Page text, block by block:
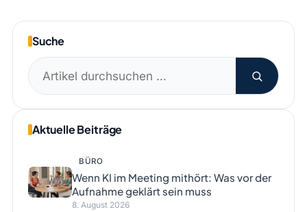
Suche
Suchen
nach:
Aktuelle Beiträge
BÜRO
Wenn KI im Meeting mithört: Was vor der
Aufnahme geklärt sein muss
8. August 2026